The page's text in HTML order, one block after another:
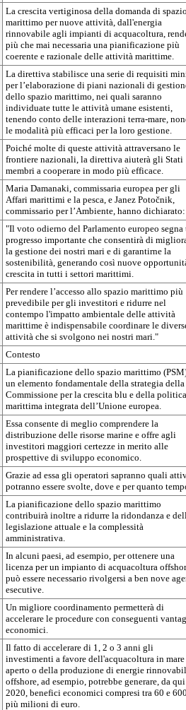
La crescita vertiginosa della domanda di spazio
marittimo per nuove attività, dall'energia
rinnovabile agli impianti di acquacoltura,
più che mai necessaria una pianificazione più
coerente e razionale delle attività marittime.
La direttiva stabilisce una serie di requisiti
per l’elaborazione di piani nazionali di
dello spazio marittimo, nei quali saranno
individuate tutte le attività umane esistenti,
tenendo conto delle interazioni terra-mare,
le modalità più efficaci per la loro gestione.
Poiché molte di queste attività attraversano le
frontiere nazionali, la direttiva aiuterà gli Stati
membri a cooperare in modo più efficace.
Maria Damanaki, commissaria europea per gli
Affari marittimi e la pesca, e Janez Potočnik
commissario per l’Ambiente, hanno dichiarato:
"Il voto odierno del Parlamento europeo segna
progresso importante che consentirà di
la gestione dei nostri mari e di garantirne la
sostenibilità, generando così nuove
crescita in tutti i settori marittimi.
Per rendere l’accesso allo spazio marittimo più
prevedibile per gli investitori e ridurre nel
contempo l'impatto ambientale delle attività
marittime è indispensabile coordinare le
attività che si svolgono nei nostri mari."
Contesto
La pianificazione dello spazio marittimo
un elemento fondamentale della strategia della
Commissione per la crescita blu e della politica
marittima integrata dell’Unione europea.
Essa consente di meglio comprendere la
distribuzione delle risorse marine e offre agli
investitori maggiori certezze in merito alle
prospettive di sviluppo economico.
Grazie ad essa gli operatori sapranno quali
potranno essere svolte, dove e per quanto
La pianificazione dello spazio marittimo
contribuirà inoltre a ridurre la ridondanza e
legislazione attuale e la complessità
amministrativa.
In alcuni paesi, ad esempio, per ottenere una
licenza per un impianto di acquacoltura
può essere necessario rivolgersi a ben nove
esecutive.
Un migliore coordinamento permetterà di
accelerare le procedure con conseguenti
economici.
Il fatto di accelerare di 1, 2 o 3 anni gli
investimenti a favore dell'acquacoltura in mare
aperto o della produzione di energie
offshore, ad esempio, potrebbe generare, da
2020, benefici economici compresi tra 60 e
più milioni di euro.